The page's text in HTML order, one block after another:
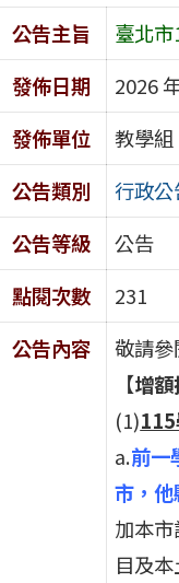
公告主旨
臺北
發佈日期
2026
發佈單位
教學組
公告類別
行政公
公告等級
公告
點閱次數
231
公告內容
敬請參
【增
(1)
a.前一
市，
加本
目及